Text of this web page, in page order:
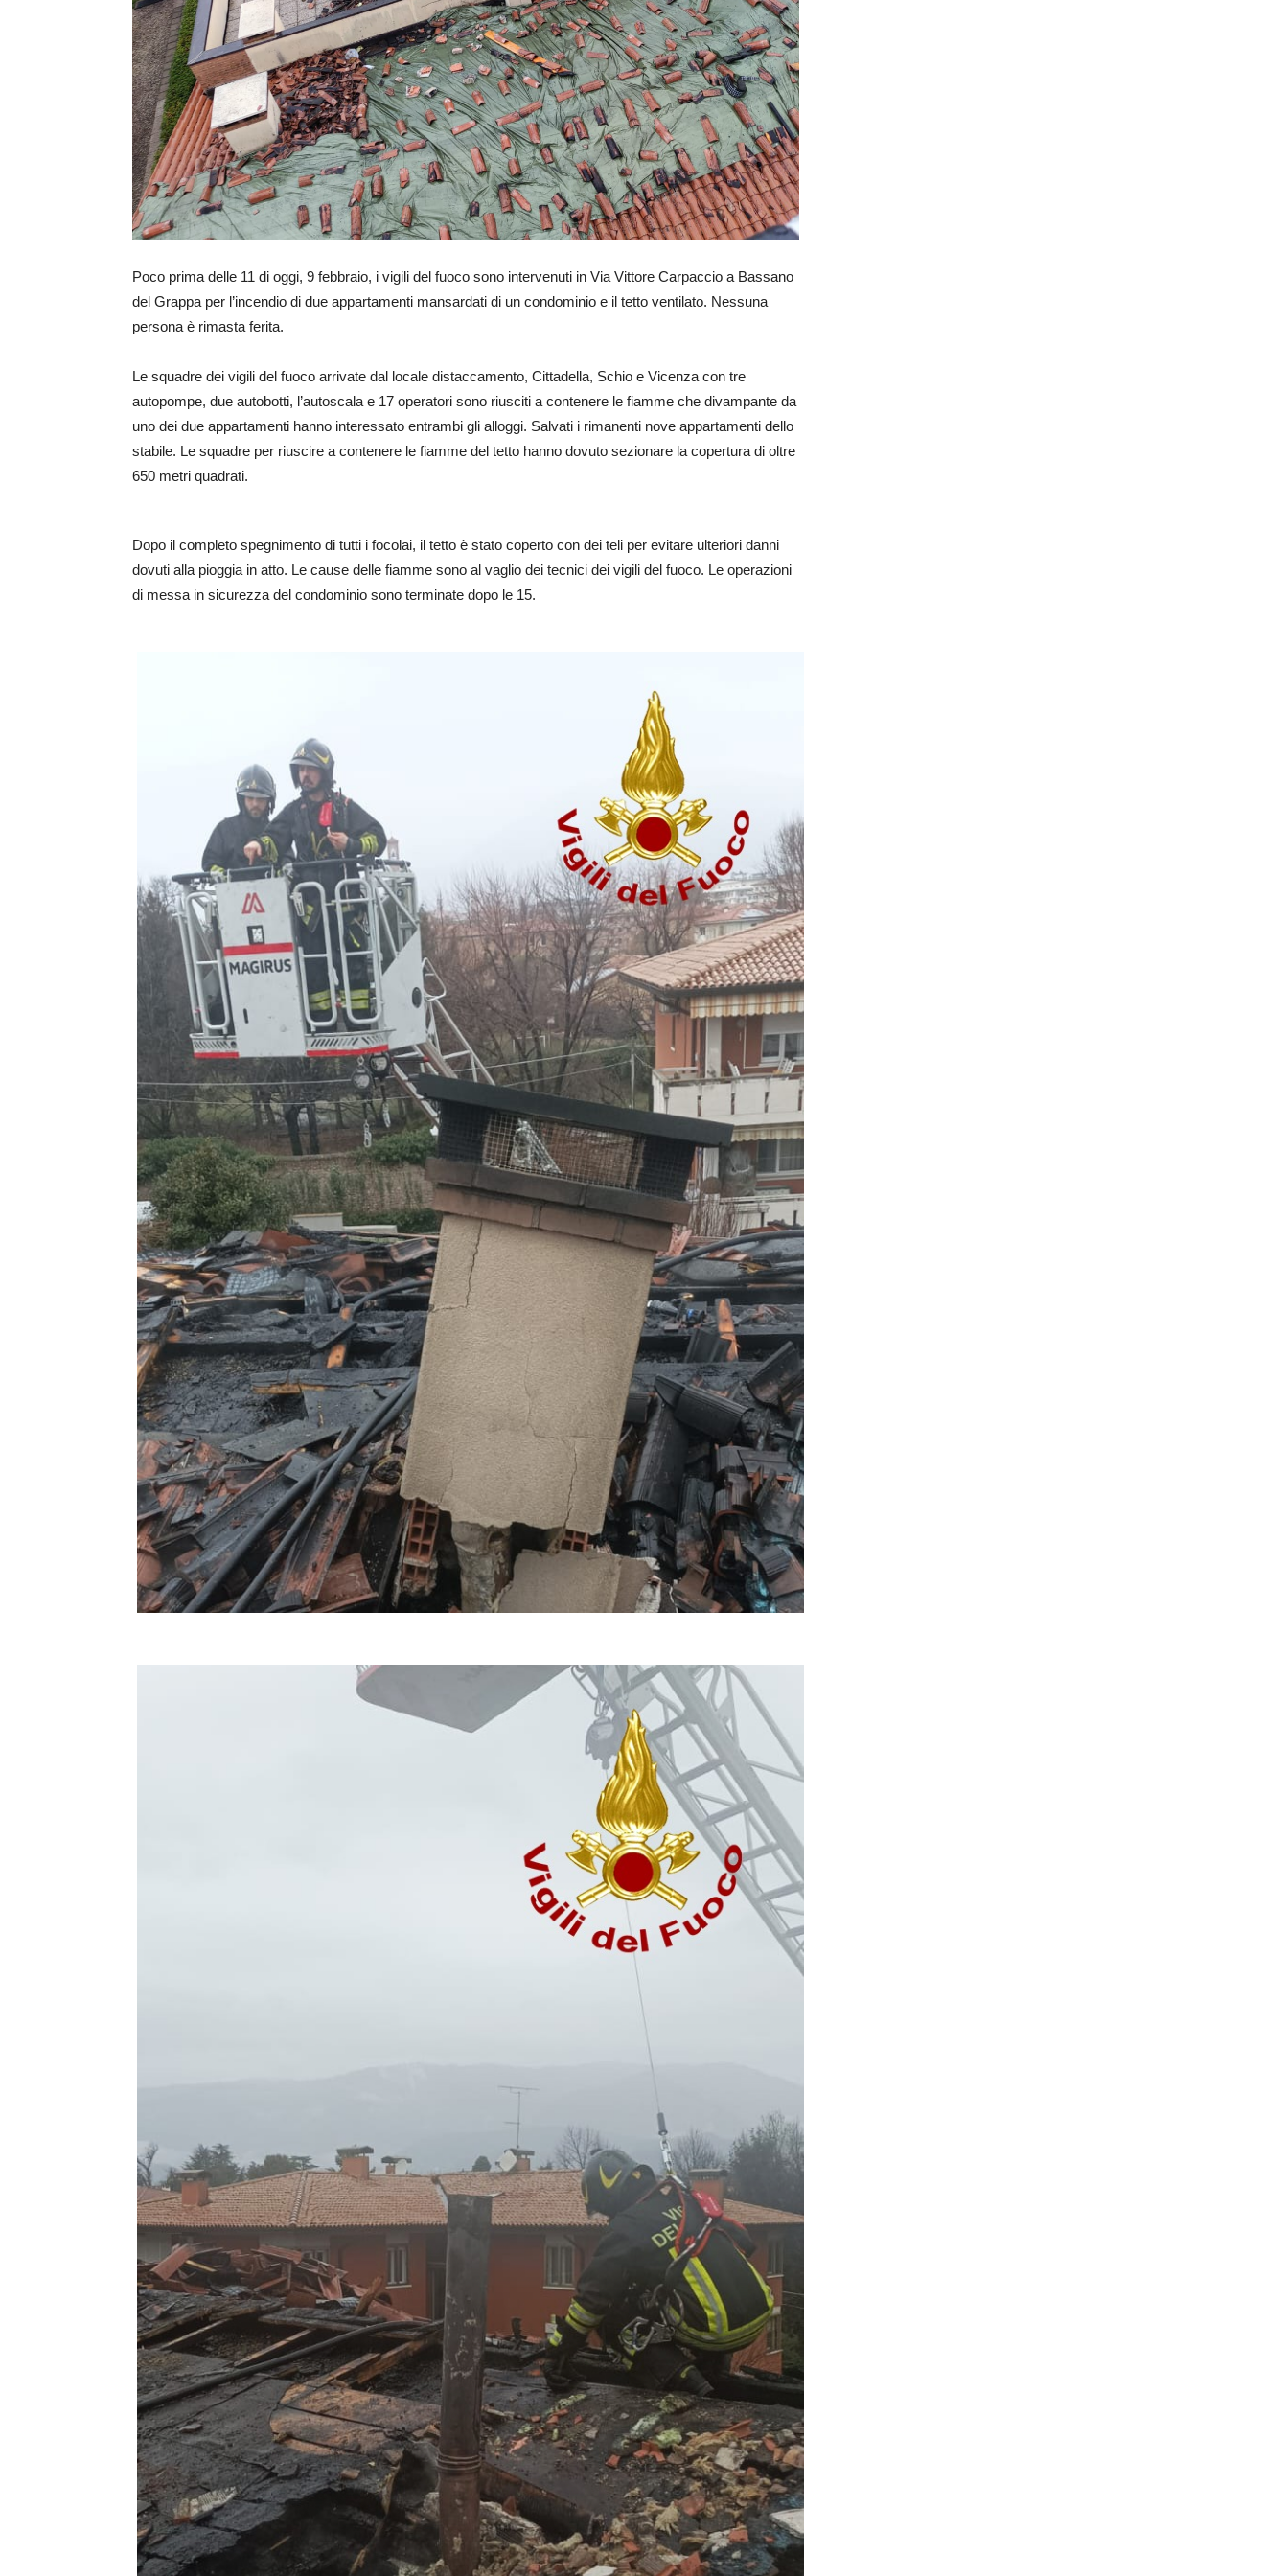
Poco prima delle 11 di oggi, 9 febbraio, i vigili del fuoco sono intervenuti in Via Vittore Carpaccio a Bassano
del Grappa per l’incendio di due appartamenti mansardati di un condominio e il tetto ventilato. Nessuna
persona è rimasta ferita.
Le squadre dei vigili del fuoco arrivate dal locale distaccamento, Cittadella, Schio e Vicenza con tre
autopompe, due autobotti, l’autoscala e 17 operatori sono riusciti a contenere le fiamme che divampante da
uno dei due appartamenti hanno interessato entrambi gli alloggi. Salvati i rimanenti nove appartamenti dello
stabile. Le squadre per riuscire a contenere le fiamme del tetto hanno dovuto sezionare la copertura di oltre
650 metri quadrati.
Dopo il completo spegnimento di tutti i focolai, il tetto è stato coperto con dei teli per evitare ulteriori danni
dovuti alla pioggia in atto. Le cause delle fiamme sono al vaglio dei tecnici dei vigili del fuoco. Le operazioni
di messa in sicurezza del condominio sono terminate dopo le 15.